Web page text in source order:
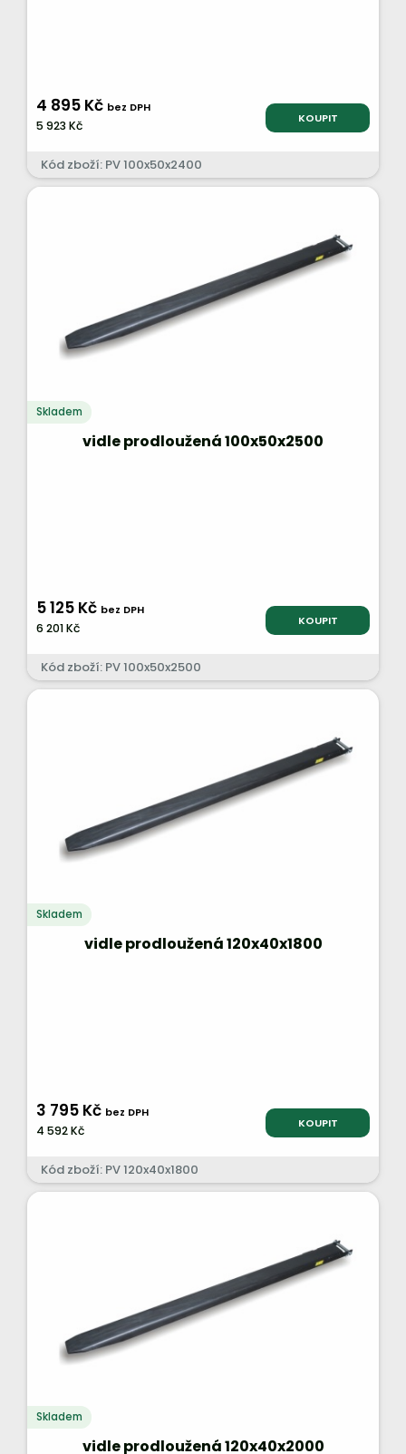
4 895 Kč bez DPH
5 923 Kč KOUPIT
Kód zboží: PV 100x50x2400
Skladem
vidle prodloužená 100x50x2500
5 125 Kč bez DPH
6 201 Kč KOUPIT
Kód zboží: PV 100x50x2500
Skladem
vidle prodloužená 120x40x1800
3 795 Kč bez DPH
4 592 Kč KOUPIT
Kód zboží: PV 120x40x1800
Skladem
vidle prodloužená 120x40x2000